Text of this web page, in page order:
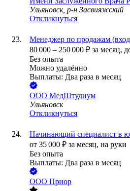
Ульяновск, р-н Засвияжский
Откликнуться
Менеджер по продажам
80 000 – 250 000 ₽ за месяц,
Без опыта
Можно удалённо
Выплаты: Два раза в месяц
ООО МедШтудиум
Ульяновск
Откликнуться
Начинающий специалист в
от 35 000 ₽ за месяц, на руки
Без опыта
Выплаты: Два раза в месяц
ООО Приор